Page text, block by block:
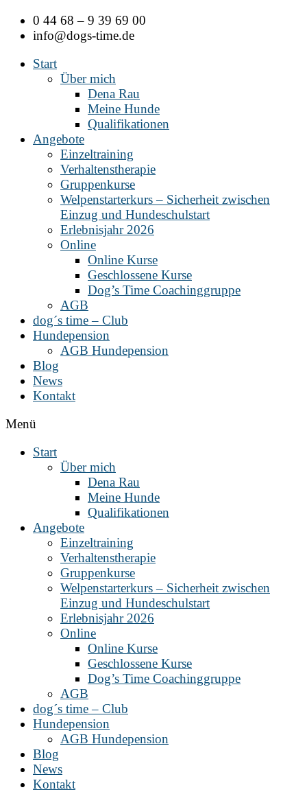
Zum
Inhalt
0 44 68 – 9 39 69 00
info@dogs-time.de
Start
Über mich
Dena Rau
Meine Hunde
Qualifikationen
Angebote
Einzeltraining
Verhaltenstherapie
Gruppenkurse
Welpenstarterkurs – Sicherheit zwischen
Einzug und Hundeschulstart
Erlebnisjahr 2026
Online
Online Kurse
Geschlossene Kurse
Dog’s Time Coachinggruppe
AGB
dog´s time – Club
Hundepension
AGB Hundepension
Blog
News
Kontakt
Menü
Start
Über mich
Dena Rau
Meine Hunde
Qualifikationen
Angebote
Einzeltraining
Verhaltenstherapie
Gruppenkurse
Welpenstarterkurs – Sicherheit zwischen
Einzug und Hundeschulstart
Erlebnisjahr 2026
Online
Online Kurse
Geschlossene Kurse
Dog’s Time Coachinggruppe
AGB
dog´s time – Club
Hundepension
AGB Hundepension
Blog
News
Kontakt